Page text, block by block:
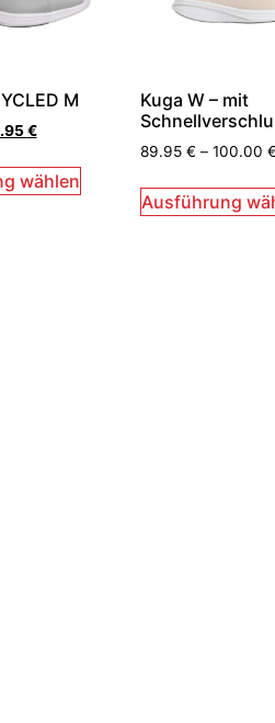
M
€
wählen
Kuga W – mit
89.95 € – 100.00 €
Ausführung